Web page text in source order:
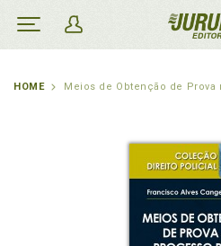
HOME Meios de Obtenção de Prova